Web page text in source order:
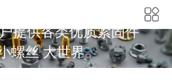
提供各类优质紧固件
螺丝 大世界